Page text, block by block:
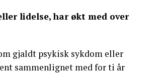
lidelse, har økt med over
gjaldt psykisk sykdom eller
sammenlignet med for ti år